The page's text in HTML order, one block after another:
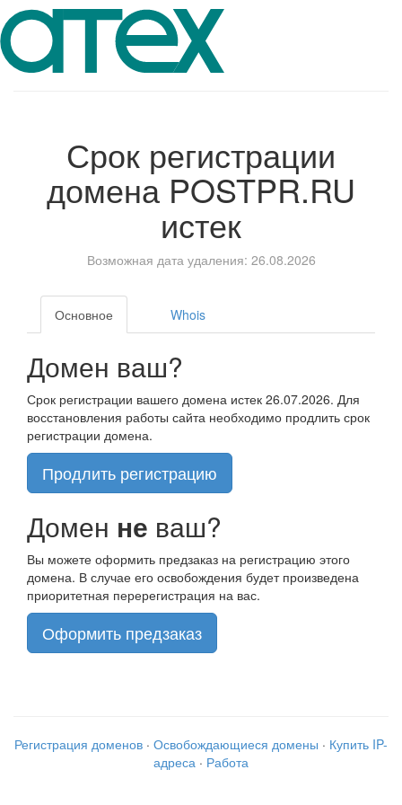
Срок регистрации
домена POSTPR.RU
истек
Возможная дата удаления: 26.08.2026
Основное Whois
Домен ваш?
Срок регистрации вашего домена истек 26.07.2026. Для
восстановления работы сайта необходимо продлить срок
регистрации домена.
Продлить регистрацию
Домен не ваш?
Вы можете оформить предзаказ на регистрацию этого
домена. В случае его освобождения будет произведена
приоритетная перерегистрация на вас.
Оформить предзаказ
Регистрация доменов · Освобождающиеся домены · Купить IP-
адреса · Работа